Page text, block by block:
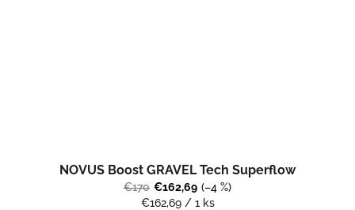
NOVUS Boost GRAVEL Tech Superflow
€170 €162,69 (–4 %)
Jednotková
€162,69 / 1 ks